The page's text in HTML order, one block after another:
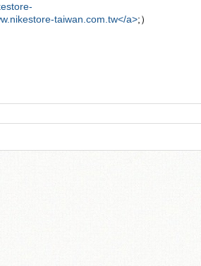
taiwan.com.tw</a>;）